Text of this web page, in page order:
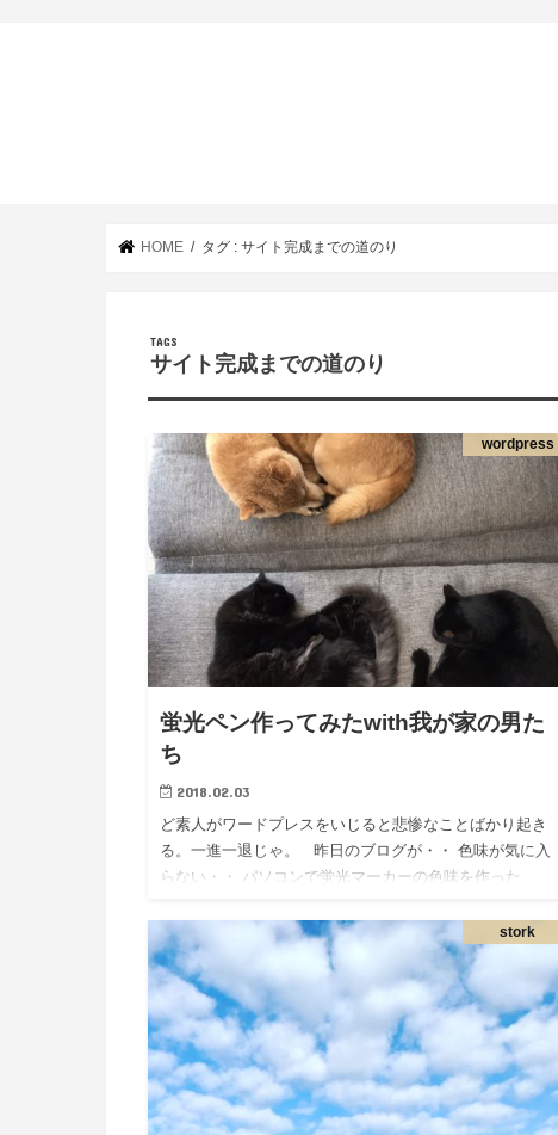
HOME タグ : サイト完成までの道のり
サイト完成までの道のり
wordpress
蛍光ペン作ってみたwith我が家の男た
ち
2018.02.03
ど素人がワードプレスをいじると悲惨なことばかり起き
る。一進一退じゃ。 昨日のブログが・・ 色味が気に入
らない・・ パソコンで蛍光マーカーの色味を作った
ンは…
stork